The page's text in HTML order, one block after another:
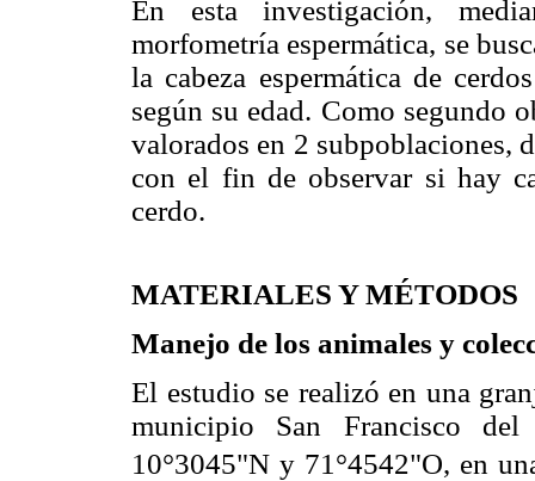
En esta investigación,
morfometría espermática, se
la cabeza espermática de
según su edad. Como segundo
valorados en 2 subpoblaciones,
con el fin de observar si hay
cerdo.
MATERIALES Y MÉTODOS
Manejo de los animales y
El estudio se realizó en una
municipio San Francisco del
10°3045"N y 71°4542"O, en